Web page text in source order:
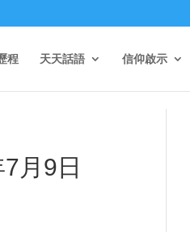
程 天天話語 信仰啟示
月9日